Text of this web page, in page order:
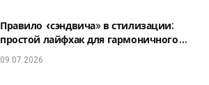
Правило «сэндвича» в стилизации:
простой лайфхак для гармоничного
образа
09.07.2026